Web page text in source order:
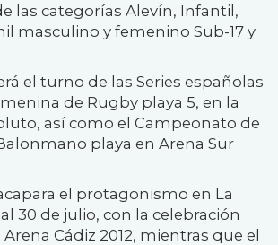
las categorías Alevín, Infantil,
masculino y femenino Sub-17 y
el turno de las Series españolas
de Rugby playa 5, en la
así como el Campeonato de
playa en Arena Sur
el protagonismo en La
30 de julio, con la celebración
Cádiz 2012, mientras que el